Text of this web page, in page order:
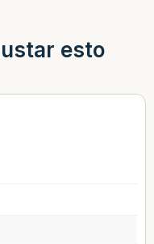
esto